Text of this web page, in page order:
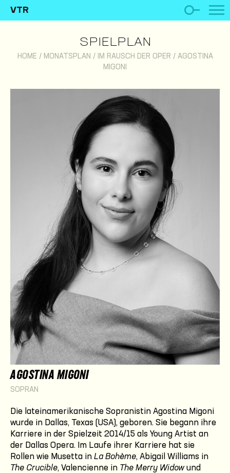
VTR
SPIELPLAN
HOME / MONATSPLAN / IM RAUSCH DER OPER / AGOSTINA
MIGONI
AGOSTINA MIGONI
SOPRAN
Die lateinamerikanische Sopranistin Agostina Migoni
wurde in Dallas, Texas (USA), geboren. Sie begann ihre
Karriere in der Spielzeit 2014/15 als Young Artist an
der Dallas Opera. Im Laufe ihrer Karriere hat sie
Rollen wie Musetta in La Bohème, Abigail Williams in
The Crucible, Valencienne in The Merry Widowund